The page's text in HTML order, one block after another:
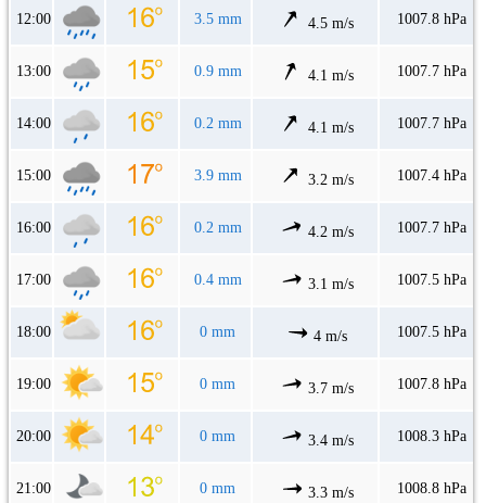
12:00 3.5 mm 4.5 m/s 1007.8 hPa
13:00 0.9 mm 4.1 m/s 1007.7 hPa
14:00 0.2 mm 4.1 m/s 1007.7 hPa
15:00 3.9 mm 3.2 m/s 1007.4 hPa
16:00 0.2 mm 4.2 m/s 1007.7 hPa
17:00 0.4 mm 3.1 m/s 1007.5 hPa
18:00 0 mm 4 m/s 1007.5 hPa
19:00 0 mm 3.7 m/s 1007.8 hPa
20:00 0 mm 3.4 m/s 1008.3 hPa
21:00 0 mm 3.3 m/s 1008.8 hPa